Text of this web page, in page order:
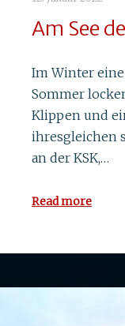
Am See
Im Winter
Sommer
Klippen und
ihresgleichen
an der KSK,…
Read more